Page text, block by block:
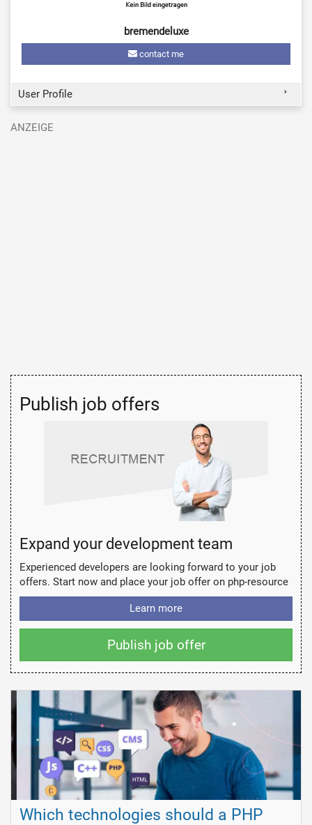
bremendeluxe
contact me
User Profile
Publish job offers
Expand your development team
Experienced developers are looking forward to your job
offers. Start now and place your job offer on php-resource
Learn more
Publish job offer
Which technologies should a PHP